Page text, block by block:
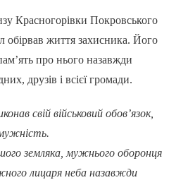
Красногорівки Покровського
обірвав життя захисника. Його
про нього назавжди
друзів і всієї громади.
свій військовий обов’язок,
земляка, мужнього оборонця
лицаря неба назавжди